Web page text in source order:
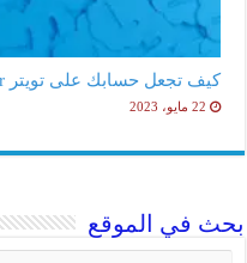
كيف تجعل حسابك على تويتر Twitter خاصًا
22 مايو، 2023
بحث في الموقع